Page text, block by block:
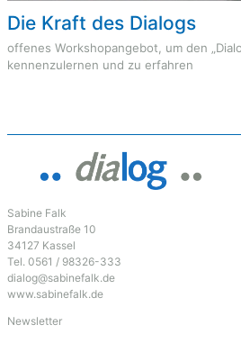
Die Kraft des Dialogs
offenes Workshopangebot, um den
kennenzulernen und zu erfahren
Sabine Falk
Brandaustraße 10
34127 Kassel
Tel. 0561 / 98326-333
dialog@sabinefalk.de
www.sabinefalk.de
Newsletter